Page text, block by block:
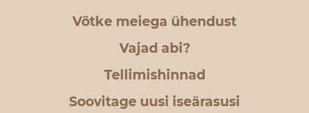
Võtke meiega ühendust
Vajad abi?
Tellimishinnad
Soovitage uusi iseärasusi